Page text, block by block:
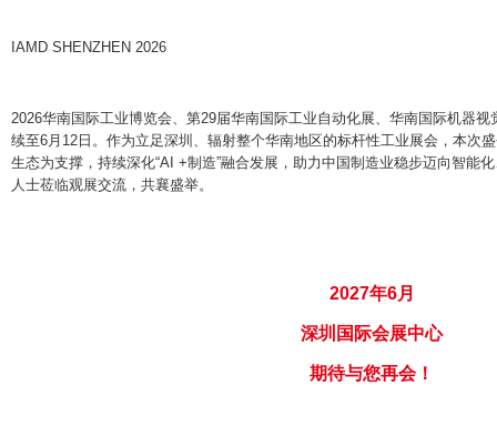
IAMD SHENZHEN 2026
2026华南国际工业博览会、第29届华南国际工业自动化展、华南国际机器
续至6月12日。作为立足深圳、辐射整个华南地区的标杆性工业展会，本次
生态为支撑，持续深化“AI +制造”融合发展，助力中国制造业稳步迈向智能
人士莅临观展交流，共襄盛举。
2027年6月
深圳国际会展中心
期待与您再会！